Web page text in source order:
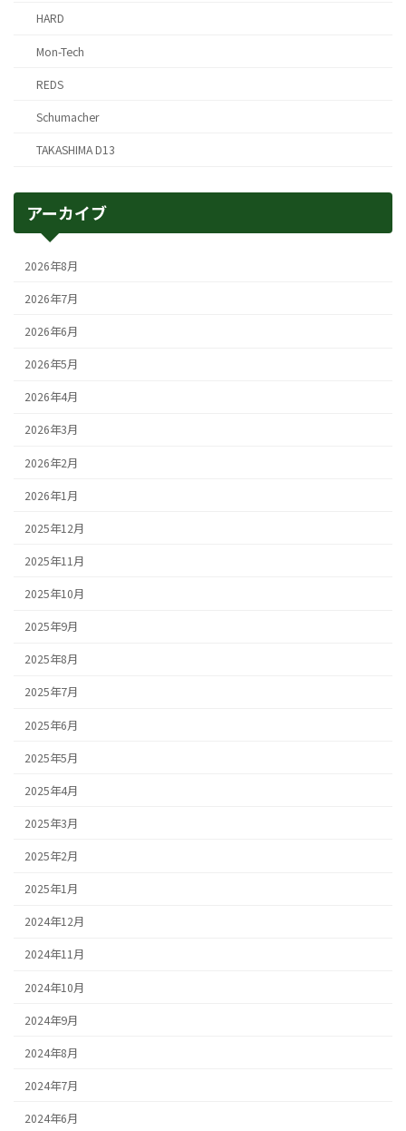
HARD
Mon-Tech
REDS
Schumacher
TAKASHIMA D13
アーカイブ
2026年8月
2026年7月
2026年6月
2026年5月
2026年4月
2026年3月
2026年2月
2026年1月
2025年12月
2025年11月
2025年10月
2025年9月
2025年8月
2025年7月
2025年6月
2025年5月
2025年4月
2025年3月
2025年2月
2025年1月
2024年12月
2024年11月
2024年10月
2024年9月
2024年8月
2024年7月
2024年6月